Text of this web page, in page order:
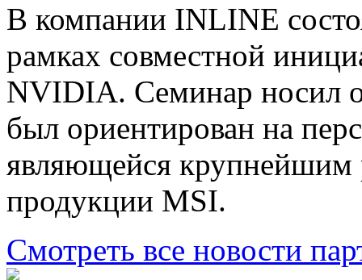
В компании INLINE
рамках совместной
NVIDIA. Семинар носил
был ориентирован на
являющейся крупнейшим
продукции MSI.
Смотреть все новости